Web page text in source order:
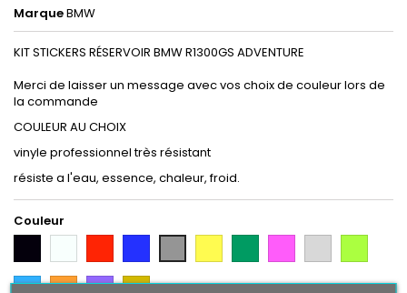
MarqueBMW
KIT STICKERS RÉSERVOIR BMW R1300GS ADVENTURE
Merci de laisser un message avec vos choix de couleur lors de
la commande
COULEUR AU CHOIX
vinyle professionnel très résistant
résiste a l'eau, essence, chaleur, froid.
Couleur
ArgentCitron
Bleu
OrangeVioletGold